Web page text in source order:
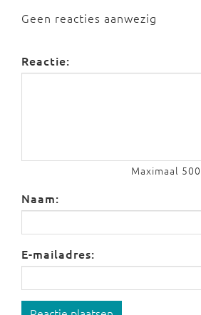
Geen reacties aanwezig
Reactie:
Maximaal
Naam:
E-mailadres: